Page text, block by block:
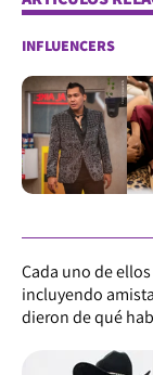
INFLUENCERS
Cada uno de
incluyendo
dieron de qué